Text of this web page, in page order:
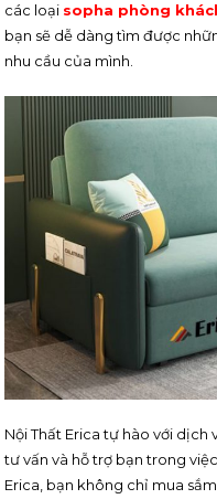
các loại sopha phòng
bạn sẽ dễ dàng tìm được
nhu cầu của mình.
Nội Thất Erica tự hào với dịch
tư vấn và hỗ trợ bạn trong
Erica, bạn không chỉ mua